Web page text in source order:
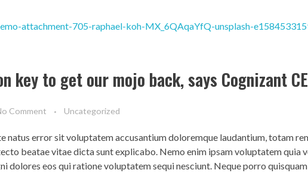
key to get our mojo back, says Cognizant
Comment Uncategorized
natus error sit voluptatem accusantium doloremque laudantium, totam
beatae vitae dicta sunt explicabo. Nemo enim ipsam voluptatem quia
dolores eos qui ratione voluptatem sequi nesciunt. Neque porro